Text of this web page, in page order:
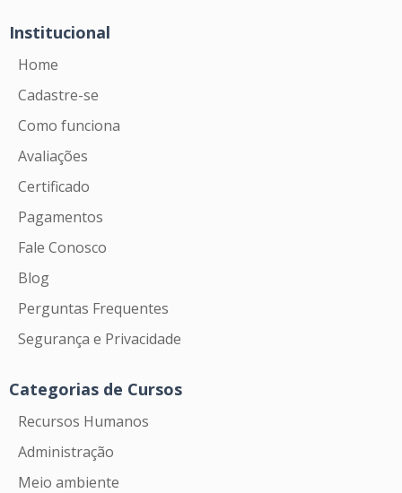
Institucional
Home
Cadastre-se
Como funciona
Avaliações
Certificado
Pagamentos
Fale Conosco
Blog
Perguntas Frequentes
Segurança e Privacidade
Categorias de Cursos
Recursos Humanos
Administração
Meio ambiente